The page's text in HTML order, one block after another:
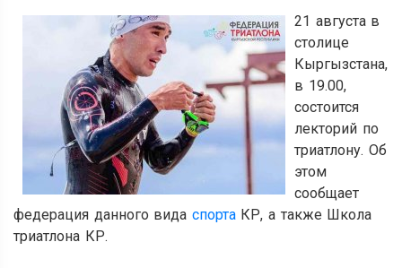
21 августа в
столице
Кыргызстана,
в 19.00,
состоится
лекторий по
триатлону. Об
этом
сообщает
федерация данного вида спортаКР, а также Школа
триатлона КР.